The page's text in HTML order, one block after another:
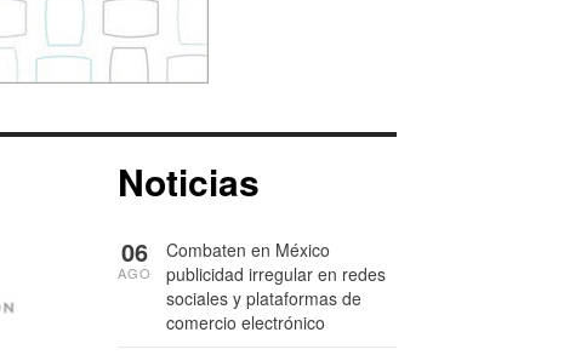
Noticias
Combaten en México
publicidad irregular en redes
sociales y plataformas de
comercio electrónico
06
AGO